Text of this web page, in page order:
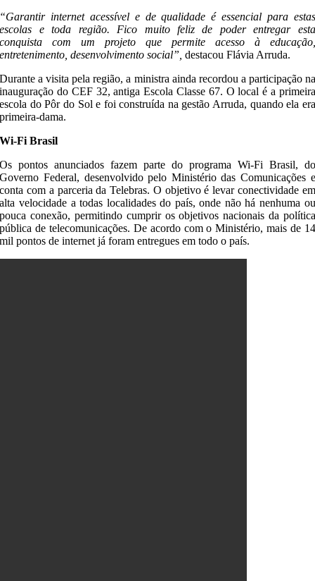
“Garantir internet acessível e de qualidade é essencial para estas
escolas e toda região. Fico muito feliz de poder entregar esta
conquista com um projeto que permite acesso à educação,
entretenimento, desenvolvimento social”, destacou Flávia Arruda.
Durante a visita pela região, a ministra ainda recordou a participação na
inauguração do CEF 32, antiga Escola Classe 67. O local é a primeira
escola do Pôr do Sol e foi construída na gestão Arruda, quando ela era
primeira-dama.
Wi-Fi Brasil
Os pontos anunciados fazem parte do programa Wi-Fi Brasil, do
Governo Federal, desenvolvido pelo Ministério das Comunicações e
conta com a parceria da Telebras. O objetivo é levar conectividade em
alta velocidade a todas localidades do país, onde não há nenhuma ou
pouca conexão, permitindo cumprir os objetivos nacionais da política
pública de telecomunicações. De acordo com o Ministério, mais de 14
mil pontos de internet já foram entregues em todo o país.